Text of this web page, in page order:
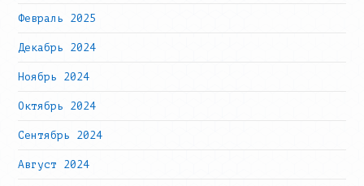
Февраль 2025
Декабрь 2024
Ноябрь 2024
Октябрь 2024
Сентябрь 2024
Август 2024